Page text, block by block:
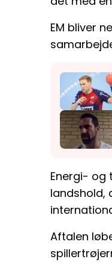
EM bliver
Energi- og
landshold,
Aftalen